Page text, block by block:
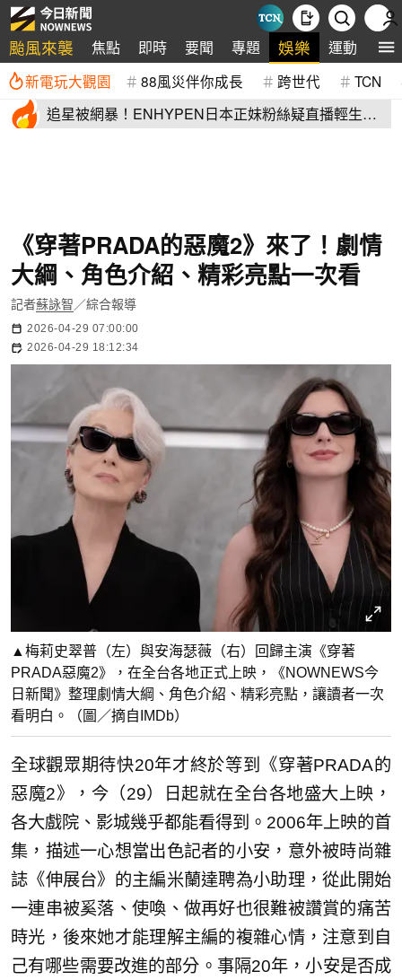
颱風來襲 焦點 即時 要聞 專題 娛樂 運動 全
新電玩大觀園 88風災伴你成長 跨世代 TCN
追星被網暴！ENHYPEN日本正妹粉絲疑直播輕生
《穿著PRADA的惡魔2》來了！劇情
大綱、角色介紹、精彩亮點一次看
記者蘇詠智 ／綜合報導
2026-04-29 07:00:00
2026-04-29 18:12:34
▲梅莉史翠普（左）與安海瑟薇（右）回歸主演《穿著
PRADA惡魔2》，在全台各地正式上映，《NOWNEWS今
日新聞》整理劇情大綱、角色介紹、精彩亮點，讓讀者一次
看明白。（圖／摘自IMDb）
全球觀眾期待快20年才終於等到《穿著PRADA的
惡魔2》，今（29）日起就在全台各地盛大上映，
各大戲院、影城幾乎都能看得到。2006年上映的首
集，描述一心想當出色記者的小安，意外被時尚雜
誌《伸展台》的主編米蘭達聘為小助理，從此開始
一連串被奚落、使喚、做再好也很難被讚賞的痛苦
時光，後來她才能理解主編的複雜心情，注意到自
己有哪些需要改進的部分。事隔20年，小安是否成